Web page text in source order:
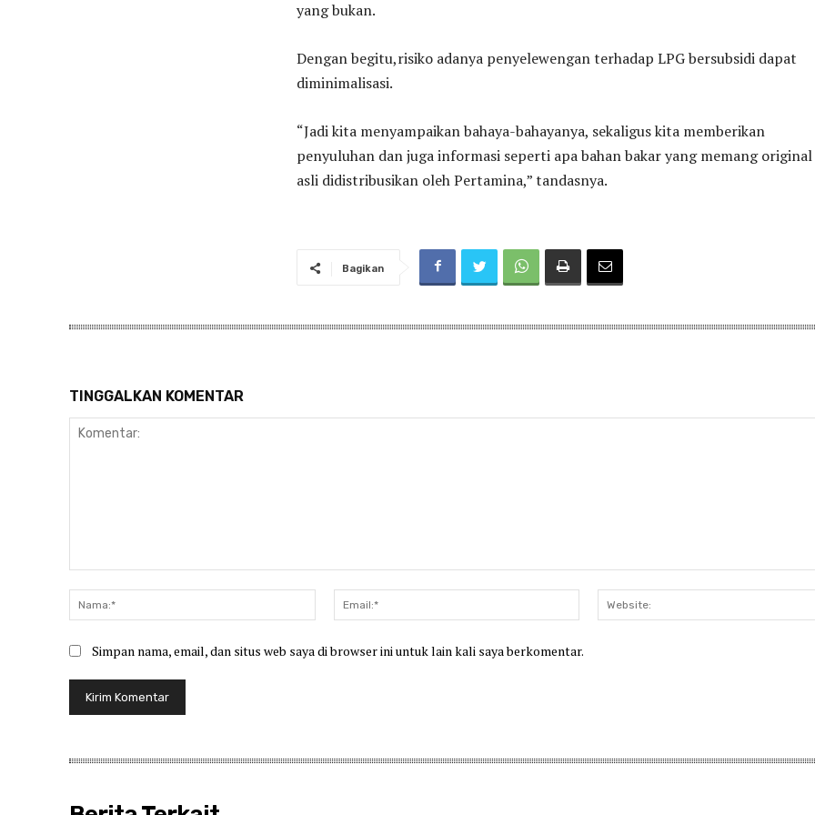
yang bukan.
Dengan begitu,risiko adanya penyelewengan terhadap LPG bersubsidi dapat
diminimalisasi.
“Jadi kita menyampaikan bahaya-bahayanya, sekaligus kita memberikan
penyuluhan dan juga informasi seperti apa bahan bakar yang memang
asli didistribusikan oleh Pertamina,” tandasnya.
Bagikan
TINGGALKAN KOMENTAR
Nama:*
Email:*
Simpan nama, email, dan situs web saya di browser ini untuk lain kali saya berkomentar.